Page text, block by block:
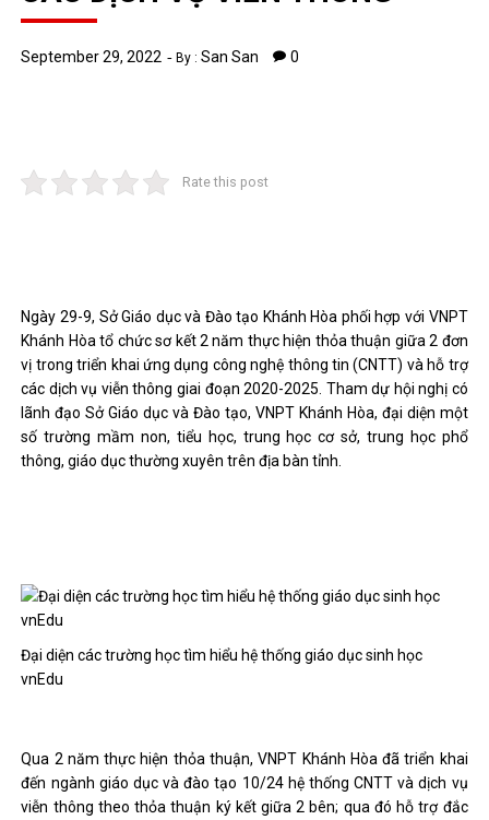
September 29, 2022 By :San San 0
Rate this post
Ngày 29-9, Sở Giáo dục và Đào tạo Khánh Hòa phối hợp với VNPT
Khánh Hòa tổ chức sơ kết 2 năm thực hiện thỏa thuận giữa 2 đơn
vị trong triển khai ứng dụng công nghệ thông tin (CNTT) và hỗ trợ
các dịch vụ viễn thông giai đoạn 2020-2025. Tham dự hội nghị có
lãnh đạo Sở Giáo dục và Đào tạo, VNPT Khánh Hòa, đại diện một
số trường mầm non, tiểu học, trung học cơ sở, trung học phổ
thông, giáo dục thường xuyên trên địa bàn tỉnh.
Đại diện các trường học tìm hiểu hệ thống giáo dục sinh học
vnEdu
Qua 2 năm thực hiện thỏa thuận, VNPT Khánh Hòa đã triển khai
đến ngành giáo dục và đào tạo 10/24 hệ thống CNTT và dịch vụ
viễn thông theo thỏa thuận ký kết giữa 2 bên; qua đó hỗ trợ đắc